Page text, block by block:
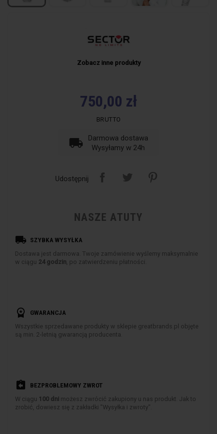
Zobacz inne produkty
750,00 zł
BRUTTO
local_shipping
Darmowa dostawa
Wysyłamy w 24h
Udostępnij
NASZE ATUTY
local_shipping SZYBKA WYSYŁKA
Dostawa jest darmowa. Twoje zamówienie wyślemy maksymalnie
w ciągu 24 godzin , po zatwierdzeniu płatności.
workspace_premium GWARANCJA
Wszystkie sprzedawane produkty w sklepie greatbrands.pl objęte
są min. 2-letnią gwarancją producenta.
assignment_return BEZPROBLEMOWY ZWROT
W ciągu 100 dni możesz zwrócić zakupiony u nas produkt. Jak to
zrobić, dowiesz się z zakładki "Wysyłka i zwroty".